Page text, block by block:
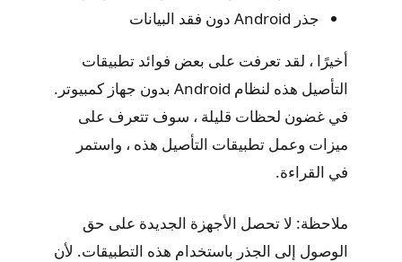
جذر Android دون فقد البيانات
أخيرًا ، لقد تعرفت على بعض فوائد تطبيقات
التأصيل هذه لنظام Android بدون جهاز كمبيوتر.
في غضون لحظات قليلة ، سوف تتعرف على
ميزات وعمل تطبيقات التأصيل هذه ، واستمر
في القراءة.
ملاحظة: لا تحصل الأجهزة الجديدة على حق
الوصول إلى الجذر باستخدام هذه التطبيقات. لأن